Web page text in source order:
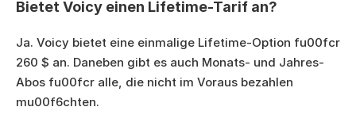
Bietet Voicy einen Lifetime-Tarif an?
Ja. Voicy bietet eine einmalige Lifetime-Option fu00fcr
260 $ an. Daneben gibt es auch Monats- und Jahres-
Abos fu00fcr alle, die nicht im Voraus bezahlen
mu00f6chten.